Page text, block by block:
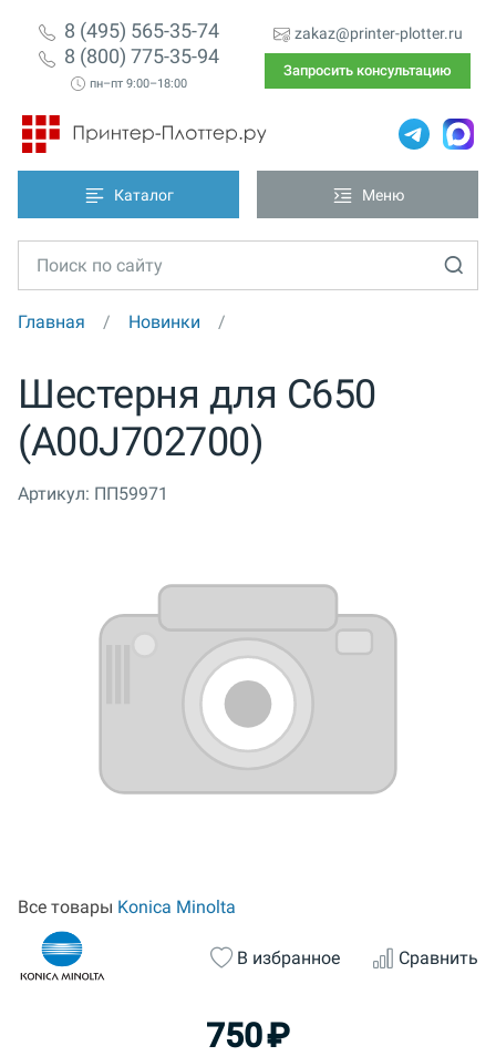
8 (495) 565-35-74
8 (800) 775-35-94
пн–пт 9:00–18:00
zakaz@printer-plotter.ru
Запросить консультацию
Каталог Меню
Главная Новинки
Шестерня для С650
(A00J702700)
Артикул: ПП59971
Все товары Konica Minolta
В избранное Сравнить
750₽